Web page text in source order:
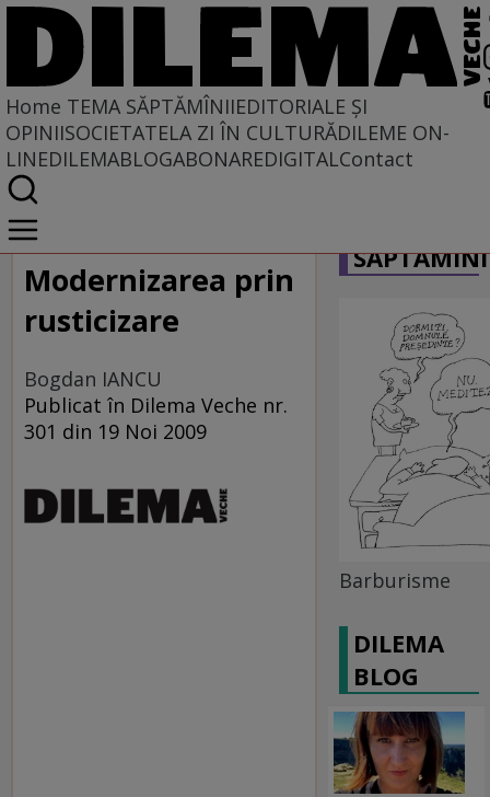
Home TEMA SĂPTĂMÎNIIEDITORIALE ȘI
OPINIISOCIETATELA ZI ÎN CULTURĂDILEME ON-
LINEDILEMABLOGABONAREDIGITALContact
Home
Tema săptămînii
Modernizarea prin
rusticizare
Bogdan IANCU
Publicat în Dilema Veche nr.
301 din 19 Noi 2009
Barburisme
DILEMA
BLOG